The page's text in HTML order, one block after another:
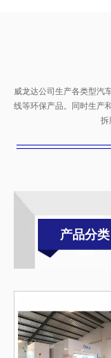
威龙达公司生产各类型汽
线等环保产品。同时生产
拆
产品分类